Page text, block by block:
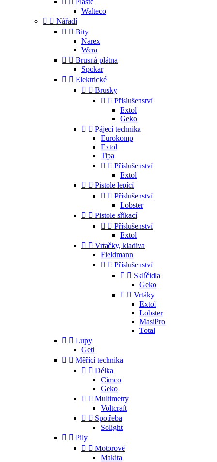
Walteco
  Nářadí
  Bity
Narex
Wera
  Brusná plátna
Spokar
  Elektrické
  Brusky
  Příslušenství
Extol
Geko
  Pájecí technika
Eurokomp
Extol
Tipa
  Příslušenství
Extol
  Pistole lepící
  Příslušenství
Lobster
  Pistole sříkací
  Příslušenství
Extol
  Vrtačky, kladiva
Fieldmann
  Příslušenství
  Sklíčidla
Geko
  Vrtáky
Extol
Lobster
MasiPro
Total
  Lupy
Geti
  Měřící technika
  Délka
Cimco
Geko
  Multimetry
Voltcraft
  Spotřeba
Solight
  Pily
  Motorové
Makita